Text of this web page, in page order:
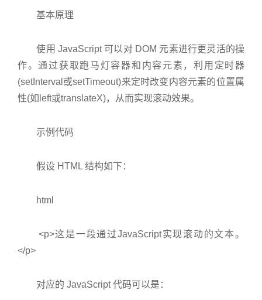
基本原理
使用 JavaScript 可以对 DOM 元素进行更灵活的操
作。通过获取跑马灯容器和内容元素，利用定时器
(setInterval或setTimeout)来定时改变内容元素的位置属
性(如left或translateX)，从而实现滚动效果。
示例代码
假设 HTML 结构如下：
html
<p>这是一段通过JavaScript实现滚动的文本。
</p>
对应的 JavaScript 代码可以是：